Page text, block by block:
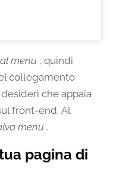
menu , quindi
collegamento
che appaia
front-end. Al
menu .
pagina di